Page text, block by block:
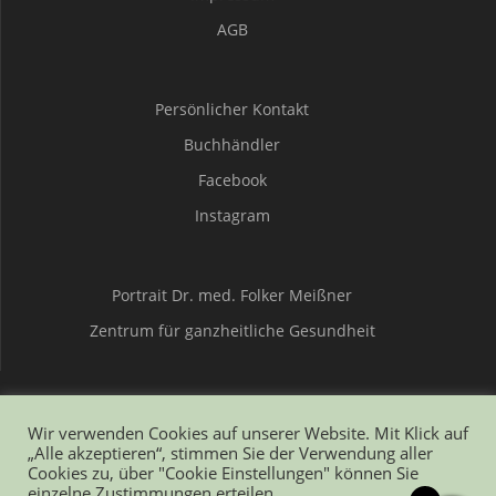
AGB
Persönlicher Kontakt
Buchhändler
Facebook
Instagram
Portrait Dr. med. Folker Meißner
Zentrum für ganzheitliche Gesundheit
Mit Absicht gesund
Wir verwenden Cookies auf unserer Website. Mit Klick auf
„Alle akzeptieren“, stimmen Sie der Verwendung aller
Cookies zu, über "Cookie Einstellungen" können Sie